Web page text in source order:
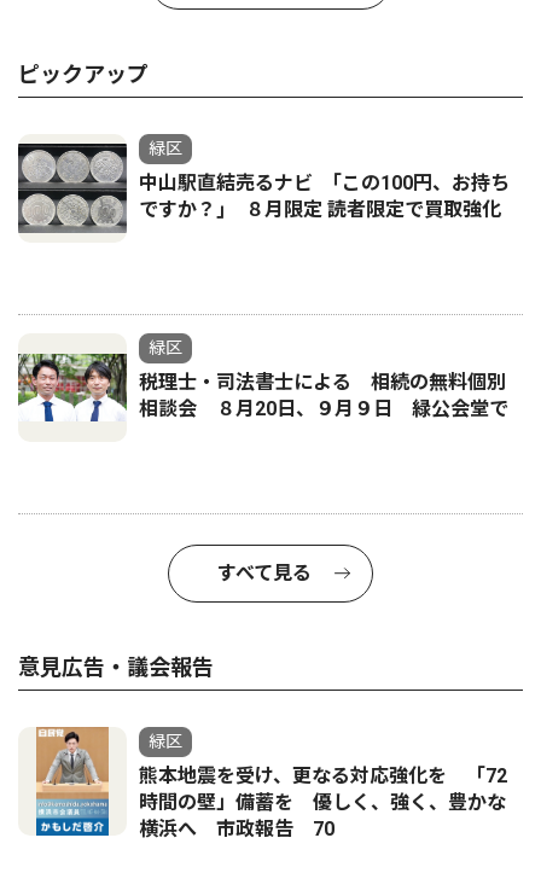
ピックアップ
緑区
中山駅直結売るナビ ｢この100円、お持ち
ですか？｣ ８月限定 読者限定で買取強化
緑区
税理士・司法書士による 相続の無料個別
相談会 ８月20日、９月９日 緑公会堂で
すべて見る
意見広告・議会報告
緑区
熊本地震を受け、更なる対応強化を 「72
時間の壁」備蓄を 優しく、強く、豊かな
横浜へ 市政報告 70